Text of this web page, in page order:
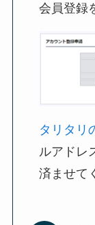
会員登録
タリタリ
ルアドレ
済ませて